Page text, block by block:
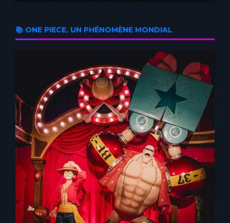
📚 ONE PIECE, UN PHÉNOMÈNE MONDIAL